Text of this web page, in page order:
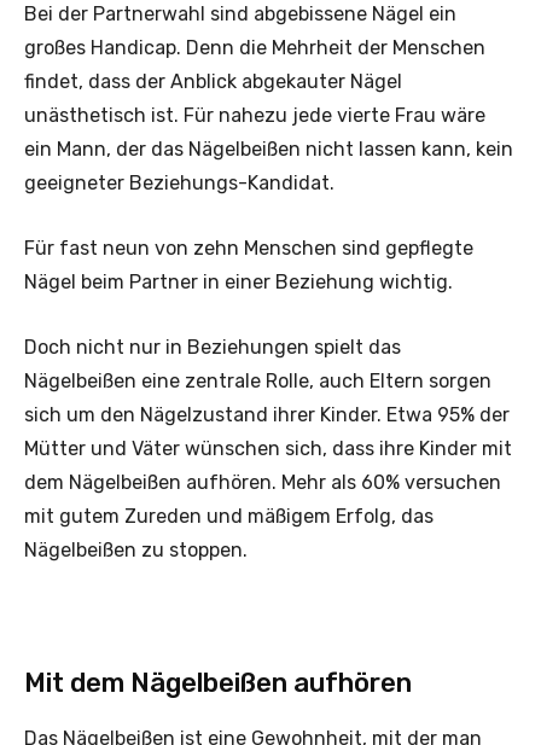
Bei der Partnerwahl sind abgebissene Nägel ein
großes Handicap. Denn die Mehrheit der Menschen
findet, dass der Anblick abgekauter Nägel
unästhetisch ist. Für nahezu jede vierte Frau wäre
ein Mann, der das Nägelbeißen nicht lassen kann, kein
geeigneter Beziehungs-Kandidat.
Für fast neun von zehn Menschen sind gepflegte
Nägel beim Partner in einer Beziehung wichtig.
Doch nicht nur in Beziehungen spielt das
Nägelbeißen eine zentrale Rolle, auch Eltern sorgen
sich um den Nägelzustand ihrer Kinder. Etwa 95% der
Mütter und Väter wünschen sich, dass ihre Kinder mit
dem Nägelbeißen aufhören. Mehr als 60% versuchen
mit gutem Zureden und mäßigem Erfolg, das
Nägelbeißen zu stoppen.
Mit dem Nägelbeißen aufhören
Das Nägelbeißen ist eine Gewohnheit, mit der man